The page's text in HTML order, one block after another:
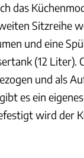
das
Sitzreihe
und eine
(12 Liter).
und als
es ein
wird der